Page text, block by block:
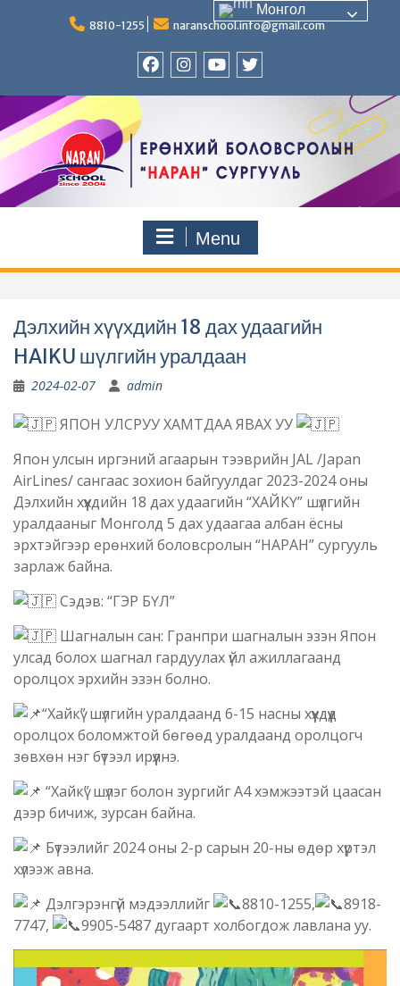
8810-1255 naranschool.info@gmail.com
Menu
Дэлхийн хүүхдийн 18 дах удаагийн
HAIKU шүлгийн уралдаан
2024-02-07 admin
ЯПОН УЛСРУУ ХАМТДАА ЯВАХ УУ
Япон улсын иргэний агаарын тээврийн JAL /Japan
AirLines/ сангаас зохион байгуулдаг 2023-2024 оны
Дэлхийн хүүхдийн 18 дах удаагийн “ХАЙКҮ” шүлгийн
уралдааныг Монголд 5 дах удаагаа албан ёсны
эрхтэйгээр ерөнхий боловсролын “НАРАН” сургууль
зарлаж байна.
Сэдэв: “ГЭР БҮЛ”
Шагналын сан: Гранпри шагналын эзэн Япон
улсад болох шагнал гардуулах үйл ажиллагаанд
оролцох эрхийн эзэн болно.
“Хайкү” шүлгийн уралдаанд 6-15 насны хүүхдүүд
оролцох боломжтой бөгөөд уралдаанд оролцогч
зөвхөн нэг бүтээл ирүүлнэ.
“Хайкү” шүлэг болон зургийг А4 хэмжээтэй цаасан
дээр бичиж, зурсан байна.
Бүтээлийг 2024 оны 2-р сарын 20-ны өдөр хүртэл
хүлээж авна.
Дэлгэрэнгүй мэдээллийг
8810-1255,
8918-
7747,
9905-5487 дугаарт холбогдож лавлана уу.
Монгол